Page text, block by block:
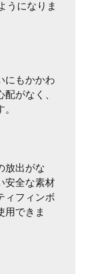
うになりま
にもかかわ
がなく、
放出がな
安全な素材
ィフィンボ
用できま